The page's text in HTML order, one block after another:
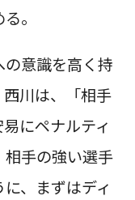
。
意識を高く持
川は、「相手
にペナルティ
手の強い選手
、まずはディ